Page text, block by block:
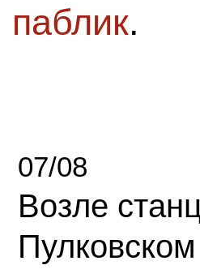
паблик.
07/08
Возле